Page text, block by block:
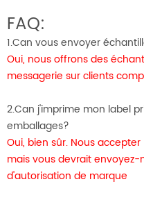
FAQ:
1.Can vous envoyer
Oui, nous offrons des
messagerie sur clients
2.Can j'imprime mon label
emballages?
Oui, bien sûr. Nous
mais vous devrait
d'autorisation de marque